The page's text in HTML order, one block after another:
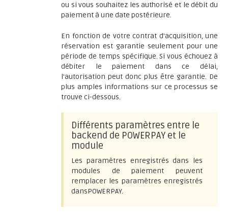
ou si vous souhaitez les authorisé et le débit du
paiement à une date postérieure.
En fonction de votre contrat d'acquisition, une
réservation est garantie seulement pour une
période de temps spécifique. Si vous échouez à
débiter le paiement dans ce délai,
l'autorisation peut donc plus être garantie. De
plus amples informations sur ce processus se
trouve ci-dessous.
Différents paramètres entre le
backend de POWERPAY et le
module
Les paramètres enregistrés dans les
modules de paiement peuvent
remplacer les paramètres enregistrés
dansPOWERPAY.